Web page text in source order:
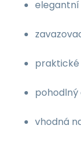
elegantní
vhodná